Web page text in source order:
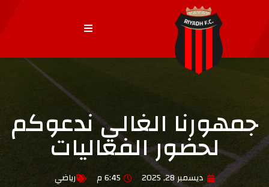
جمهورنا الغالي ندعوكم
لحضور الفعاليات
ديسمبر 28, 2025 6:45 م رياضي